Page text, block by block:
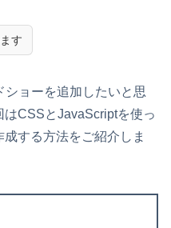
す
ョーを追加したいと思
CSSとJavaScriptを使っ
する方法をご紹介しま